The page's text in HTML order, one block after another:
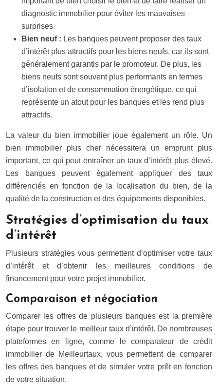
diagnostic immobilier pour éviter les mauvaises
surprises.
Bien neuf : Les banques peuvent proposer des taux
d’intérêt plus attractifs pour les biens neufs, car ils sont
généralement garantis par le promoteur. De plus, les
biens neufs sont souvent plus performants en termes
d’isolation et de consommation énergétique, ce qui
représente un atout pour les banques et les rend plus
attractifs.
La valeur du bien immobilier joue également un rôle. Un
bien immobilier plus cher nécessitera un emprunt plus
important, ce qui peut entraîner un taux d’intérêt plus élevé.
Les banques peuvent également appliquer des taux
différenciés en fonction de la localisation du bien, de la
qualité de la construction et des équipements disponibles.
Stratégies d’optimisation du taux
d’intérêt
Plusieurs stratégies vous permettent d’optimiser votre taux
d’intérêt et d’obtenir les meilleures conditions de
financement pour votre projet immobilier.
Comparaison et négociation
Comparer les offres de plusieurs banques est la première
étape pour trouver le meilleur taux d’intérêt. De nombreuses
plateformes en ligne, comme le comparateur de crédit
immobilier de Meilleurtaux, vous permettent de comparer
les offres des banques et de simuler votre prêt en fonction
de votre situation.